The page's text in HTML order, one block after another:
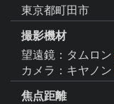
東京都町田市
撮影機材
望遠鏡：タムロン
カメラ：キヤノン
焦点距離